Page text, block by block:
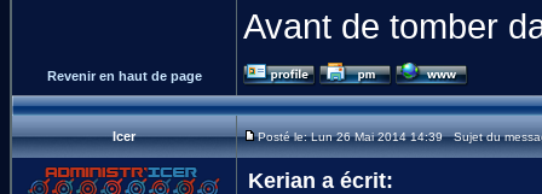
Avant de tomber
Revenir en haut de page
Icer Posté le: Lun 26 Mai 2014 14:39 Sujet du
Kerian a écrit: